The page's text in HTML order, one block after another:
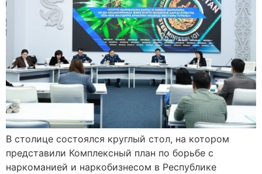
В столице состоялся круглый стол, на котором
представили Комплексный план по борьбе с
наркоманией и наркобизнесом в Республике